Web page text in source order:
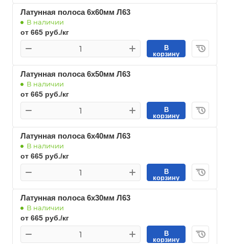
Латунная полоса 6х60мм Л63
В наличии
от 665 руб./кг
В
корзину
Латунная полоса 6х50мм Л63
В наличии
от 665 руб./кг
В
корзину
Латунная полоса 6х40мм Л63
В наличии
от 665 руб./кг
В
корзину
Латунная полоса 6х30мм Л63
В наличии
от 665 руб./кг
В
корзину